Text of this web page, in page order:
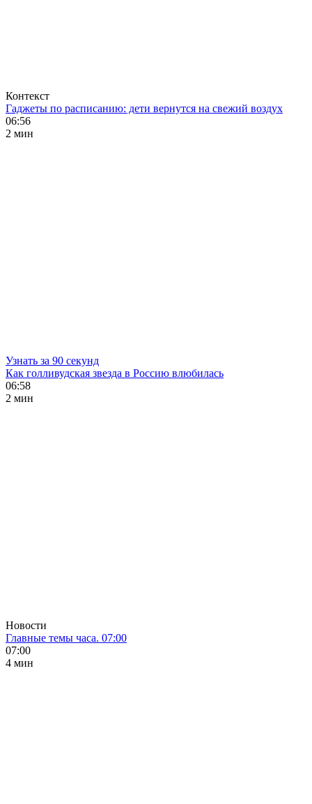
Контекст
Гаджеты по расписанию: дети вернутся на свежий воздух
06:56
2 мин
Узнать за 90 секунд
Как голливудская звезда в Россию влюбилась
06:58
2 мин
Новости
Главные темы часа. 07:00
07:00
4 мин